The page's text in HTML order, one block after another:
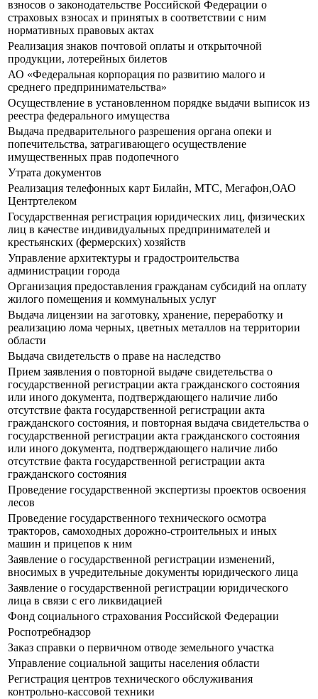
взносов о законодательстве Российской Федерации о
страховых взносах и принятых в соответствии с ним
нормативных правовых актах
Реализация знаков почтовой оплаты и открыточной
продукции, лотерейных билетов
АО «Федеральная корпорация по развитию малого и
среднего предпринимательства»
Осуществление в установленном порядке выдачи выписок из
реестра федерального имущества
Выдача предварительного разрешения органа опеки и
попечительства, затрагивающего осуществление
имущественных прав подопечного
Утрата документов
Реализация телефонных карт Билайн, МТС, Мегафон,ОАО
Центртелеком
Государственная регистрация юридических лиц, физических
лиц в качестве индивидуальных предпринимателей и
крестьянских (фермерских) хозяйств
Управление архитектуры и градостроительства
администрации города
Организация предоставления гражданам субсидий на оплату
жилого помещения и коммунальных услуг
Выдача лицензии на заготовку, хранение, переработку и
реализацию лома черных, цветных металлов на территории
области
Выдача свидетельств о праве на наследство
Прием заявления о повторной выдаче свидетельства о
государственной регистрации акта гражданского состояния
или иного документа, подтверждающего наличие либо
отсутствие факта государственной регистрации акта
гражданского состояния, и повторная выдача свидетельства о
государственной регистрации акта гражданского состояния
или иного документа, подтверждающего наличие либо
отсутствие факта государственной регистрации акта
гражданского состояния
Проведение государственной экспертизы проектов освоения
лесов
Проведение государственного технического осмотра
тракторов, самоходных дорожно-строительных и иных
машин и прицепов к ним
Заявление о государственной регистрации изменений,
вносимых в учредительные документы юридического лица
Заявление о государственной регистрации юридического
лица в связи с его ликвидацией
Фонд социального страхования Российской Федерации
Роспотребнадзор
Заказ справки о первичном отводе земельного участка
Управление социальной защиты населения области
Регистрация центров технического обслуживания
контрольно-кассовой техники